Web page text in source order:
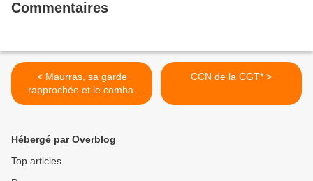
Commentaires
< Maurras, sa garde
rapprochée et le combat
pour les démasquer
CCN de la CGT* >
Hébergé par Overblog
Top articles